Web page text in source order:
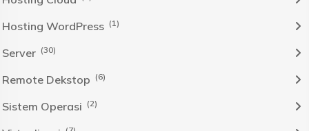
Hosting WordPress (1)
Server (30)
Remote Dekstop (6)
Sistem Operasi (2)